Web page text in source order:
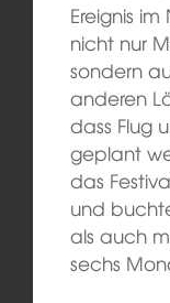
Ereignis
nicht nur
sondern
anderen
dass Flug
geplant
das
und
als auch
sechs